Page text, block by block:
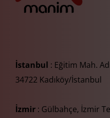
İstanbul : Eğitim Mah.
34722 Kadıköy/İstanbul
İzmir : Gülbahçe, İzmir